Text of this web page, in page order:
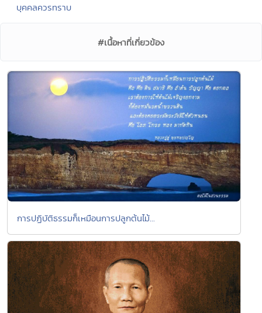
บุคคลควรทราบ
#เนื้อหาที่เกี่ยวข้อง
การปฏิบัติธรรมก็เหมือนการปลูกต้นไม้...